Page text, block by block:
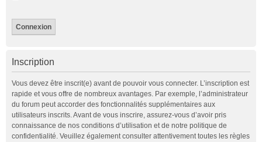
Inscription
Vous devez être inscrit(e) avant de pouvoir vous connecter. L’inscription est
rapide et vous offre de nombreux avantages. Par exemple, l’administrateur
du forum peut accorder des fonctionnalités supplémentaires aux
utilisateurs inscrits. Avant de vous inscrire, assurez-vous d’avoir pris
connaissance de nos conditions d’utilisation et de notre politique de
confidentialité. Veuillez également consulter attentivement toutes les règles